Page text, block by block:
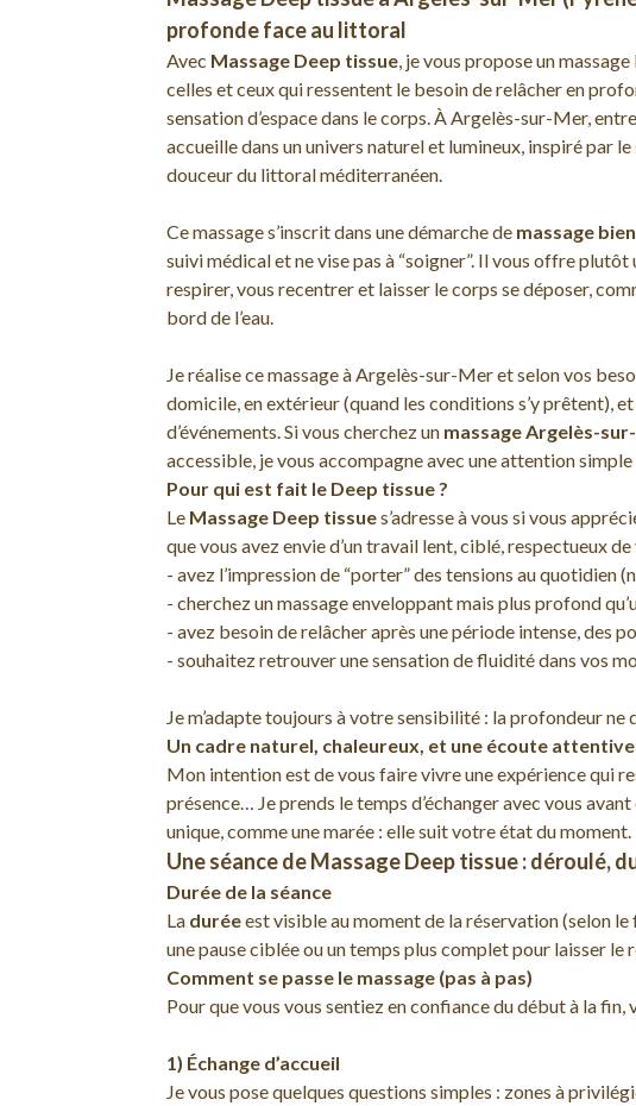
profonde face au littoral
Avec Massage Deep tissue , je vous propose un
celles et ceux qui ressentent le besoin de relâcher en
sensation d’espace dans le corps. À Argelès-sur-Mer,
accueille dans un univers naturel et lumineux, inspiré par
douceur du littoral méditerranéen.
Ce massage s’inscrit dans une démarche de massage
suivi médical et ne vise pas à “soigner”. Il vous offre
respirer, vous recentrer et laisser le corps se déposer,
bord de l’eau.
Je réalise ce massage à Argelès-sur-Mer et selon vos
domicile, en extérieur (quand les conditions s’y prêtent),
d’événements. Si vous cherchez un massage Argelès-
accessible, je vous accompagne avec une attention simple
Pour qui est fait le Deep tissue ?
Le Massage Deep tissues’adresse à vous si vous
que vous avez envie d’un travail lent, ciblé, respectueux
- avez l’impression de “porter” des tensions au quotidien
- cherchez un massage enveloppant mais plus profond
- avez besoin de relâcher après une période intense, des
- souhaitez retrouver une sensation de fluidité dans vos
Je m’adapte toujours à votre sensibilité : la profondeur
Un cadre naturel, chaleureux, et une écoute attentive
Mon intention est de vous faire vivre une expérience qui
présence… Je prends le temps d’échanger avec vous
unique, comme une marée : elle suit votre état du moment.
Une séance de Massage Deep tissue : déroulé,
Durée de la séance
La duréeest visible au moment de la réservation (selon
une pause ciblée ou un temps plus complet pour laisser le
Comment se passe le massage (pas à pas)
Pour que vous vous sentiez en confiance du début à la
1) Échange d’accueil
Je vous pose quelques questions simples : zones à